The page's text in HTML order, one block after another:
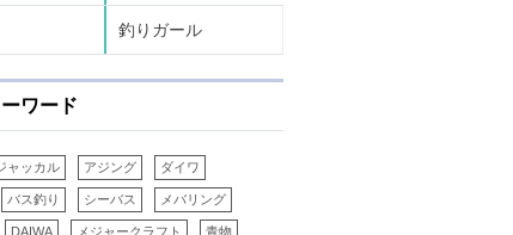
釣りガール
ワード
ャッカル アジング ダイワ
バス釣り シーバス メバリング
DAIWA メジャークラフト 青物